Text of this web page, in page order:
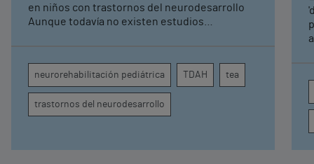
pediátrica de Vithas
en niños con trastornos del neurodesarrollo
Aunque todavía no existen estudios
atención, la regulación emocional y la
conducta
neurorehabilitación pediátrica TDAH tea
trastornos del neurodesarrollo